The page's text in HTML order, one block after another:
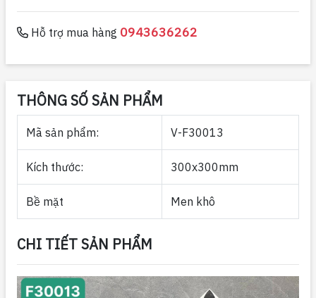
Hỗ trợ mua hàng 0943636262
THÔNG SỐ SẢN PHẨM
Mã sản phẩm: V-F30013
Kích thước: 300x300mm
Bề mặt Men khô
CHI TIẾT SẢN PHẨM